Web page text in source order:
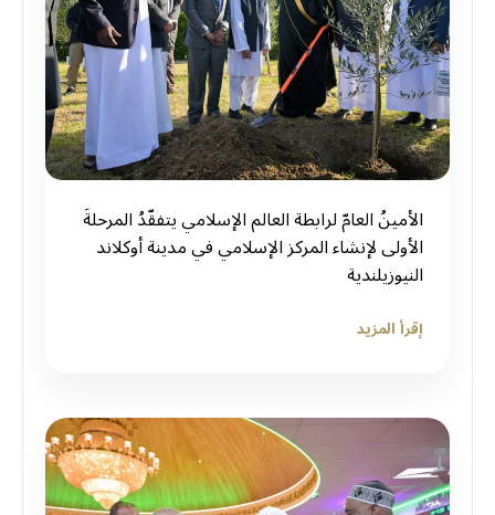
الأمينُ العامّ لرابطة العالم الإسلامي يتفقّدُ المرحلةَ
الأولى لإنشاء المركز الإسلامي في مدينة أوكلاند
النيوزيلندية
إقرأ المزيد